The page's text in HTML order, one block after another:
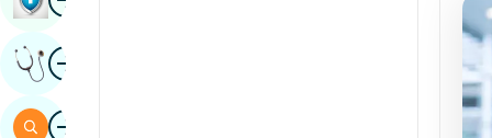
ImageMahazoa Hevitra Manam-Pahaizana
ImageMitady